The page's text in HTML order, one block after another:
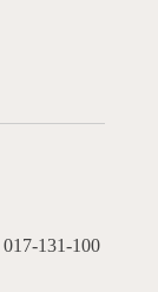
017-131-100